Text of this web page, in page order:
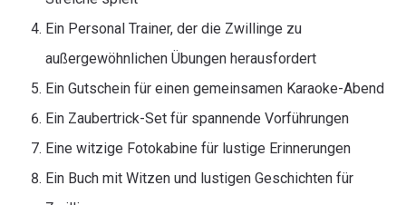
Ein Personal Trainer, der die Zwillinge zu
außergewöhnlichen Übungen herausfordert
Ein Gutschein für einen gemeinsamen Karaoke-Abend
Ein Zaubertrick-Set für spannende Vorführungen
Eine witzige Fotokabine für lustige Erinnerungen
Ein Buch mit Witzen und lustigen Geschichten für